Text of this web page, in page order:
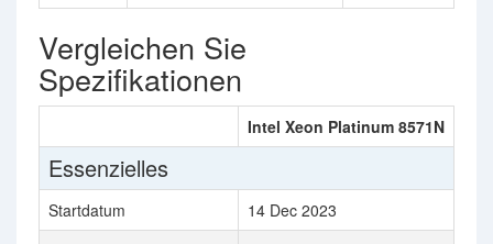
Vergleichen Sie
Spezifikationen
Intel Xeon Platinum 8571N
Essenzielles
Startdatum 14 Dec 2023